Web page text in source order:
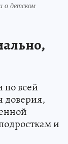
о детском
по всей
доверия,
и